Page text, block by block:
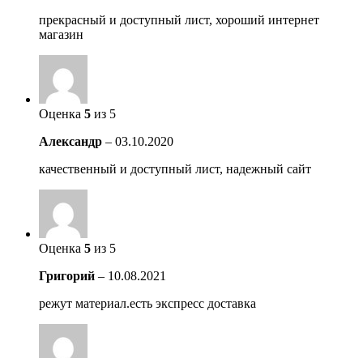
прекрасный и доступный лист, хороший интернет
магазин
Оценка 5 из 5
Александр – 03.10.2020
качественный и доступный лист, надежный сайт
Оценка 5 из 5
Григорий – 10.08.2021
режут материал.есть экспресс доставка